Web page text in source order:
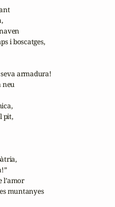
i boscatges,
armadura!
neu
pit,
l’amor
muntanyes